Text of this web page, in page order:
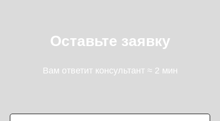
Оставьте заявку
Вам ответит консультант ≈ 2 мин